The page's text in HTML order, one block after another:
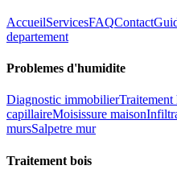
AccueilServicesFAQContact
departement
Problemes d'humidite
Diagnostic immobilierTraitement
capillaireMoisissure maison
mursSalpetre mur
Traitement bois